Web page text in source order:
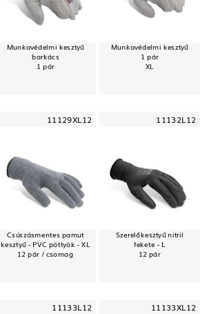
Munkavédelmi kesztyű
barkács
1 pár
Munkavédelmi kesztyű
1 pár
XL
11129XL12
Csúszásmentes pamut
kesztyű - PVC pöttyök - XL
12 pár / csomag
11132L12
Szerelőkesztyű nitril
fekete - L
12 pár
11133L12 11133XL12